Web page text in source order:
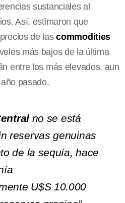
sustanciales al
Así, estimaron que
de lascommodities
más bajos de la última
entre los más elevados, aun
pasado.
no se está
reservas genuinas
de la sequía, hace
U$S 10.000